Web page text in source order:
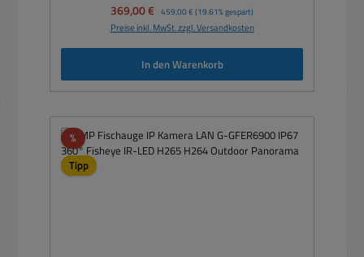
Verkaufspreis:
369,00 € Regulärer Preis:
459,00 € (19.61% gespart)
Preise inkl. MwSt. zzgl. Versandkosten
In den Warenkorb
%Rabatt
Tipp